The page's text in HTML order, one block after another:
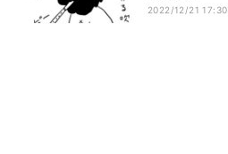
2022/12/21 17:30